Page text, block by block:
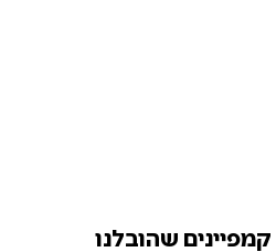
קמפיינים שהובלנו